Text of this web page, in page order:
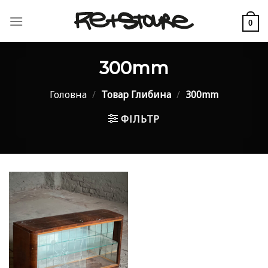
0
300mm
Головна / Товар Глибина / 300mm
ФІЛЬТР